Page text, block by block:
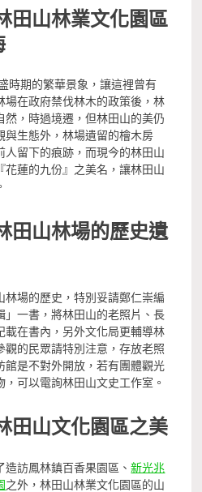
田山林業文化園區
時期的繁華景象，讓這裡曾有
場在政府禁伐林木的政策後，林
然，時過境遷，但林田山的美仍
與生態外，林場遺留的檜木房
人留下的痕跡，而現今的林田山
花蓮的九份』之美名，讓林田山
田山林場的歷史遺
林場的歷史，特別妥請鄭仁崇編
」一書，將林田山的老照片、長
載在書內，另外文化局更輔導林
觀的民眾請特別注意，存放老照
館是不對外開放，若有團體觀光
可以電詢林田山文史工作室。
田山文化園區之美
造訪鳳林鎮百香果園區、新光兆
之外，林田山林業文化園區的山